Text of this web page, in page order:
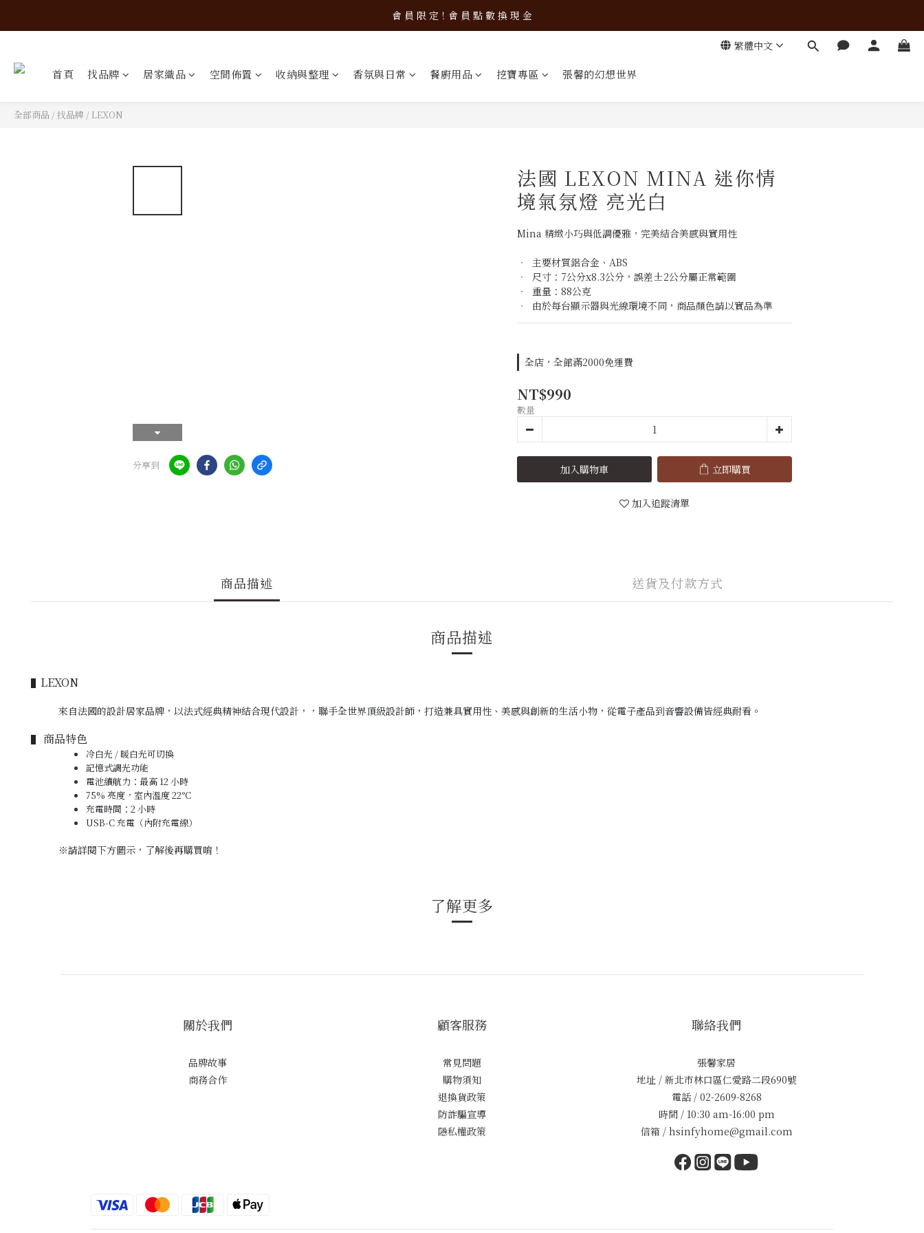
新 品 上 架！超 質 感 韓 系 餐 具 組 合 優 惠 中 ❤️
會 員 限 定！會 員 點 數 換 現 金
繁體中文
首頁 找品牌 居家織品 空間佈置 收納與整理 香氛與日常 餐廚用品 挖寶專區 張馨的幻想世界
全部商品 /找品牌 / LEXON
分享到
法國 LEXON MINA 迷你情
境氣氛燈 亮光白
Mina 精緻小巧與低調優雅，完美結合美感與實用性
‧  主要材質鋁合金、ABS
‧  尺寸：7公分x8.3公分，誤差±2公分屬正常範圍
‧  重量：88公克
‧  由於每台顯示器與光線環境不同，商品顏色請以實品為準
全店，全館滿2000免運費
NT$990
數量
加入購物車 立即購買
加入追蹤清單
商品描述 送貨及付款方式
商品描述
▌ LEXON
來自法國的設計居家品牌，以法式經典精神結合現代設計， ，聯手全世界頂級設計師， 打造兼具實用性、美感與創新的生活小物，從電子產品到音響設備皆經典耐看。
▌ 商品特色
冷白光 / 暖白光可切換
記憶式調光功能
電池續航力：最高 12 小時
75% 亮度，室內溫度 22°C
充電時間：2 小時
USB-C 充電（內附充電線）
※請詳閱下方圖示， 了解後再購買唷！
了解更多
關於我們
品牌故事
商務合作
顧客服務
常見問題
購物須知
退換貨政策
防詐騙宣導
隱私權政策
聯絡我們
張馨家居
地址 / 新北市林口區仁愛路二段690號
電話 / 02-2609-8268
時間 / 10:30 am-16:00 pm
信箱 / hsinfyhome@gmail.com